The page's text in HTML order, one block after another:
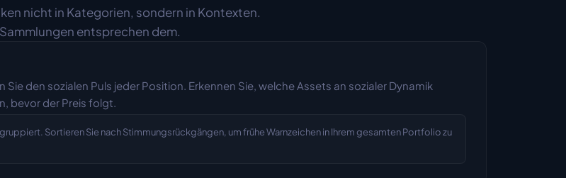
nicht in Kategorien, sondern in Kontexten.
Sammlungen entsprechen dem.
den sozialen Puls jeder Position. Erkennen Sie, welche Assets an sozialer Dynamik
bevor der Preis folgt.
gruppiert. Sortieren Sie nach Stimmungsrückgängen, um frühe Warnzeichen in Ihrem gesamten Portfolio zu